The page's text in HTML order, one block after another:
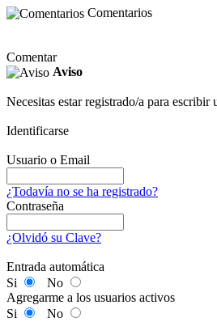
Comentarios
Comentar
Aviso
Necesitas estar registrado/a para escribir
Identificarse
Usuario o Email
¿Todavía no se ha registrado?
Contraseña
¿Olvidó su Clave?
Entrada automática
Si
No
Agregarme a los usuarios activos
Si
No